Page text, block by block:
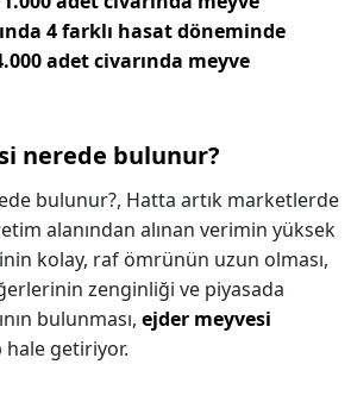
4 farklı hasat döneminde
adet civarında meyve
nerede bulunur?
bulunur?, Hatta artık marketlerde
alanından alınan verimin yüksek
kolay, raf ömrünün uzun olması,
zenginliği ve piyasada
bulunması, ejder meyvesi
getiriyor.